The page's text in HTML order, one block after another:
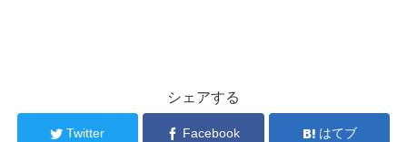
シェアする
Twitter Facebook はてブ